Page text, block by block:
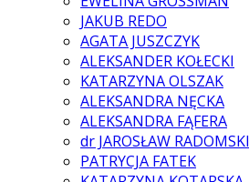
JAKUB REDO
AGATA JUSZCZYK
ALEKSANDER KOŁECKI
KATARZYNA OLSZAK
ALEKSANDRA NĘCKA
ALEKSANDRA FĄFERA
dr JAROSŁAW RADOMSKI
PATRYCJA FATEK